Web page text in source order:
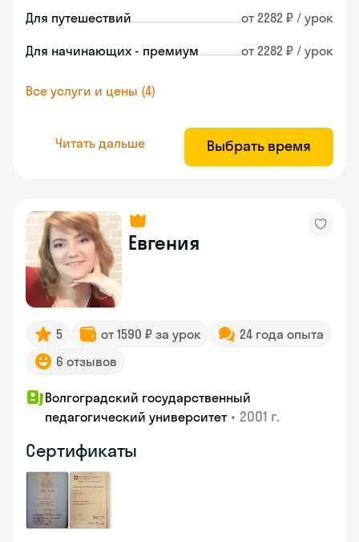
Для путешествий от 2282 ₽ / урок
Для начинающих - премиум от 2282 ₽ / урок
Все услуги и цены (4)
Читать дальше Выбрать время
Евгения
5 от 1590 ₽ за урок
24 года опыта
6 отзывов
Волгоградский государственный
педагогический университет • 2001 г.
Сертификаты